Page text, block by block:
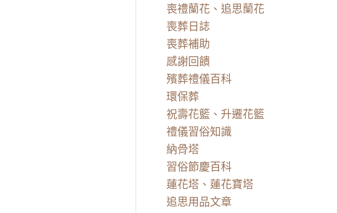
喪禮蘭花、追思蘭花
喪葬日誌
喪葬補助
感謝回饋
殯葬禮儀百科
環保葬
祝壽花籃、升遷花籃
禮儀習俗知識
納骨塔
習俗節慶百科
蓮花塔、蓮花寶塔
追思用品文章